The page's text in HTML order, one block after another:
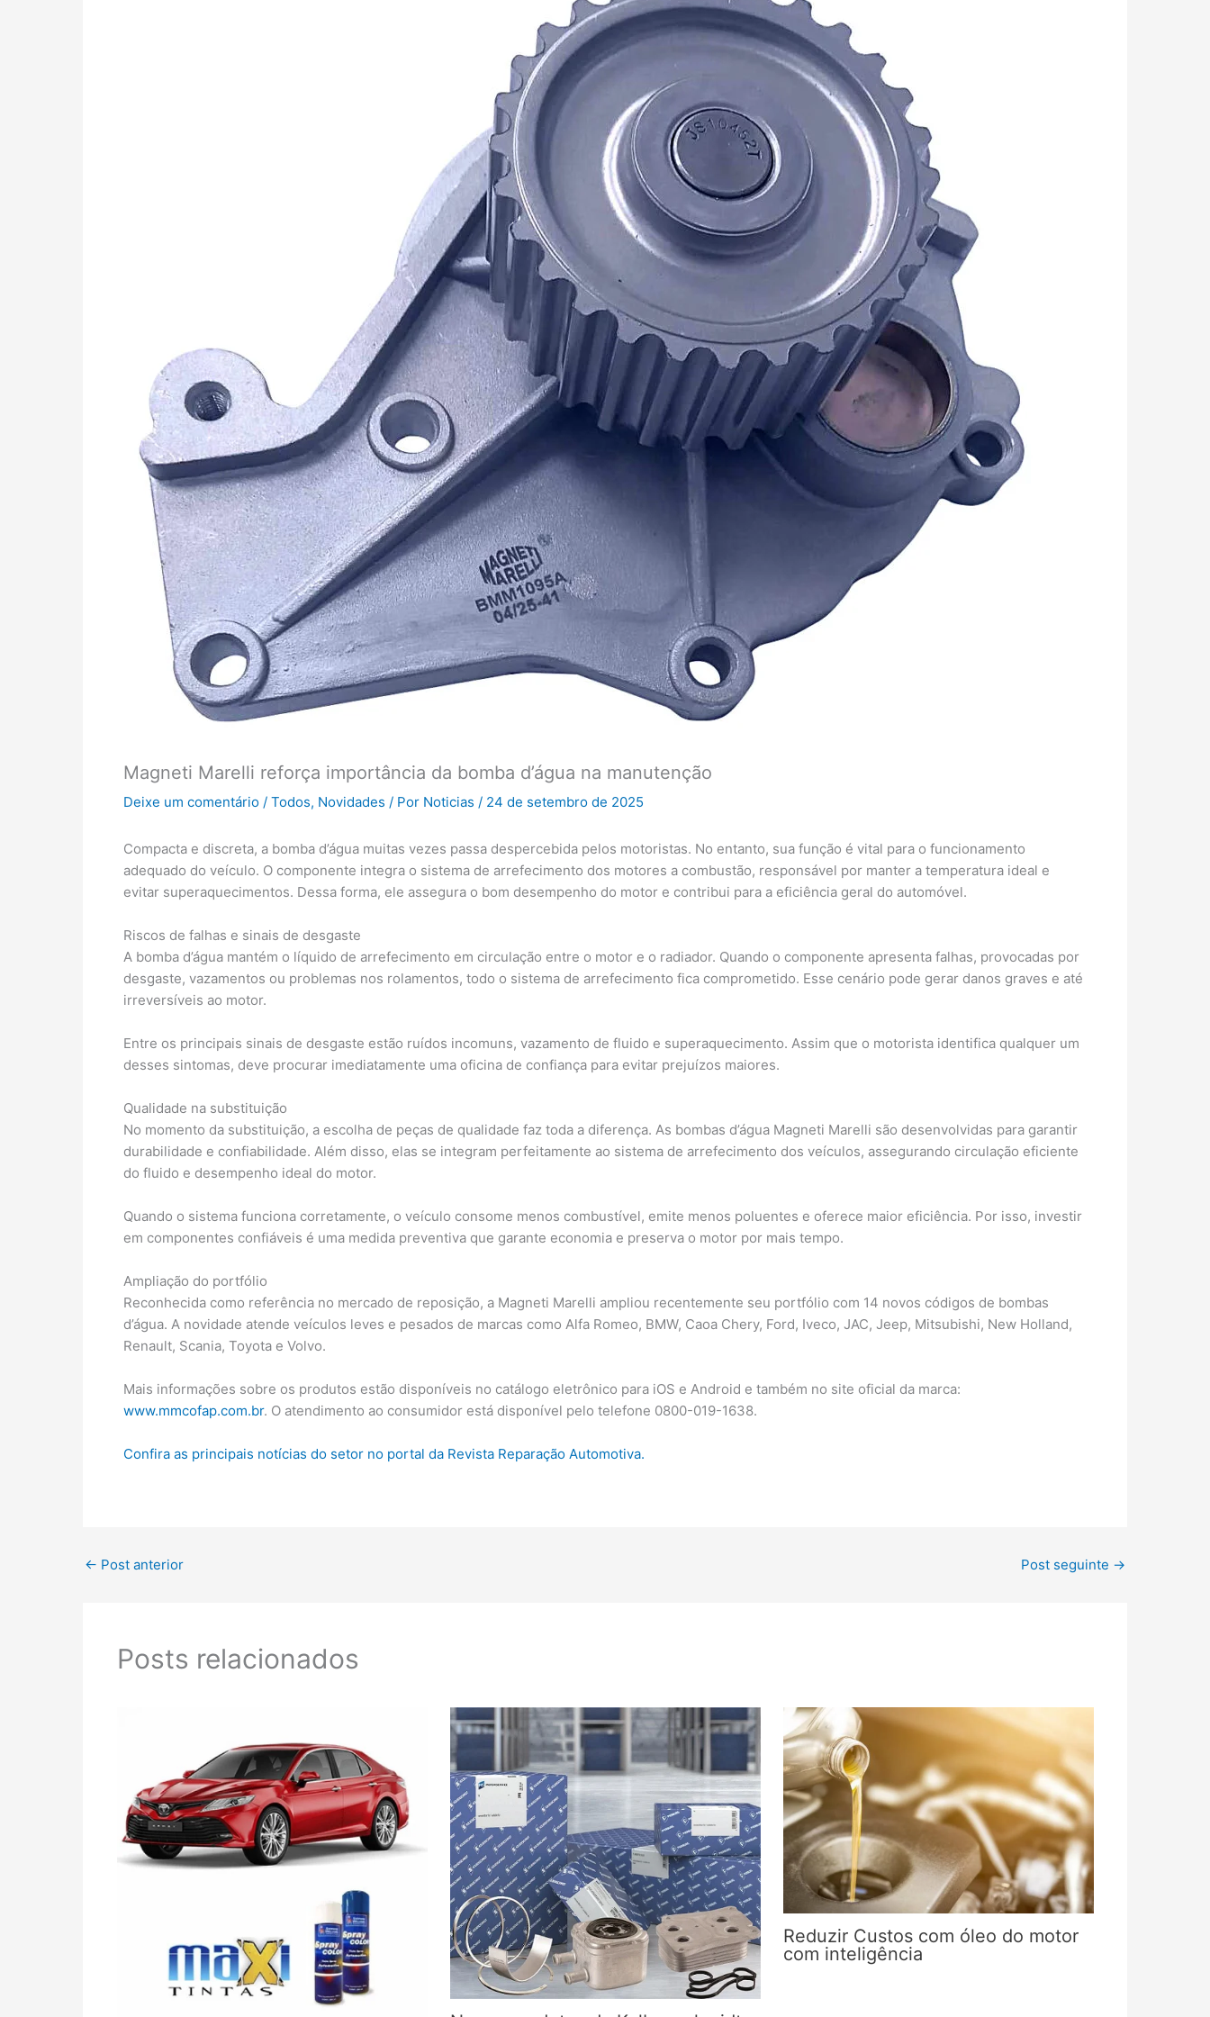
Magneti Marelli reforça importância da bomba d’água na manutenção
Deixe um comentário / Todos, Novidades / Por Noticias / 24 de setembro de 2025
Compacta e discreta, a bomba d’água muitas vezes passa despercebida pelos motoristas. No entanto, sua função é vital para o funcionamento
adequado do veículo. O componente integra o sistema de arrefecimento dos motores a combustão, responsável por manter a temperatura ideal e
evitar superaquecimentos. Dessa forma, ele assegura o bom desempenho do motor e contribui para a eficiência geral do automóvel.
Riscos de falhas e sinais de desgaste
A bomba d’água mantém o líquido de arrefecimento em circulação entre o motor e o radiador. Quando o componente apresenta falhas, provocadas por
desgaste, vazamentos ou problemas nos rolamentos, todo o sistema de arrefecimento fica comprometido. Esse cenário pode gerar danos graves e até
irreversíveis ao motor.
Entre os principais sinais de desgaste estão ruídos incomuns, vazamento de fluido e superaquecimento. Assim que o motorista identifica qualquer um
desses sintomas, deve procurar imediatamente uma oficina de confiança para evitar prejuízos maiores.
Qualidade na substituição
No momento da substituição, a escolha de peças de qualidade faz toda a diferença. As bombas d’água Magneti Marelli são desenvolvidas para garantir
durabilidade e confiabilidade. Além disso, elas se integram perfeitamente ao sistema de arrefecimento dos veículos, assegurando circulação eficiente
do fluido e desempenho ideal do motor.
Quando o sistema funciona corretamente, o veículo consome menos combustível, emite menos poluentes e oferece maior eficiência. Por isso, investir
em componentes confiáveis é uma medida preventiva que garante economia e preserva o motor por mais tempo.
Ampliação do portfólio
Reconhecida como referência no mercado de reposição, a Magneti Marelli ampliou recentemente seu portfólio com 14 novos códigos de bombas
d’água. A novidade atende veículos leves e pesados de marcas como Alfa Romeo, BMW, Caoa Chery, Ford, Iveco, JAC, Jeep, Mitsubishi, New Holland,
Renault, Scania, Toyota e Volvo.
Mais informações sobre os produtos estão disponíveis no catálogo eletrônico para iOS e Android e também no site oficial da marca:
www.mmcofap.com.br. O atendimento ao consumidor está disponível pelo telefone 0800-019-1638.
Confira as principais notícias do setor no portal da Revista Reparação Automotiva.
← Post anterior Post seguinte →
Posts relacionados
Reduzir Custos com óleo do motor
com inteligência